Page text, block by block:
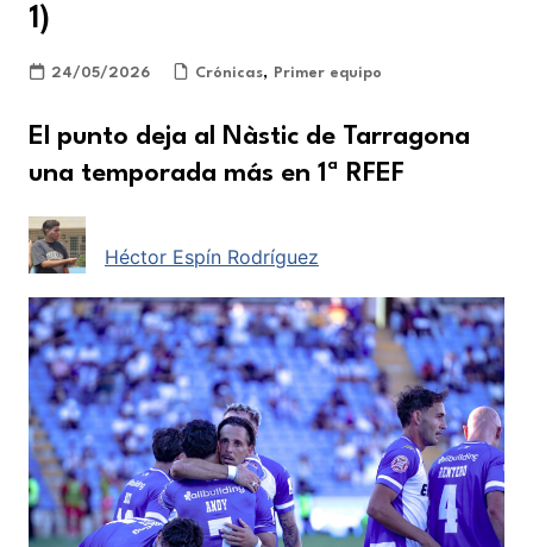
1)
24/05/2026 Crónicas, Primer equipo
El punto deja al Nàstic de Tarragona
una temporada más en 1ª RFEF
Héctor Espín Rodríguez